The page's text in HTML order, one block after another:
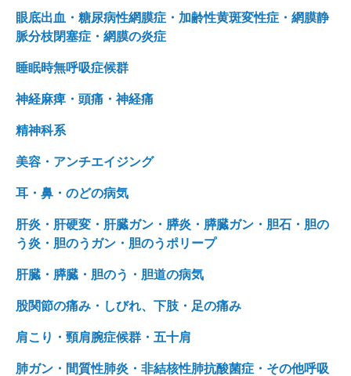
眼底出血・糖尿病性網膜症・加齢性黄斑変性症・網膜静
脈分枝閉塞症・網膜の炎症
睡眠時無呼吸症候群
神経麻痺・頭痛・神経痛
精神科系
美容・アンチエイジング
耳・鼻・のどの病気
肝炎・肝硬変・肝臓ガン・膵炎・膵臓ガン・胆石・胆の
う炎・胆のうガン・胆のうポリープ
肝臓・膵臓・胆のう・胆道の病気
股関節の痛み・しびれ、下肢・足の痛み
肩こり・頸肩腕症候群・五十肩
肺ガン・間質性肺炎・非結核性肺抗酸菌症・その他呼吸